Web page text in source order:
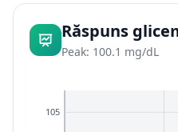
Răspuns
Peak: 100.1 mg/dL
105